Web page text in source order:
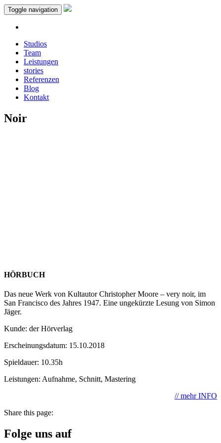
Toggle navigation
Studios
Team
Leistungen
stories
Referenzen
Blog
Kontakt
Noir
HÖRBUCH
Das neue Werk von Kultautor Christopher Moore – very noir, im
San Francisco des Jahres 1947. Eine ungekürzte Lesung von Simon
Jäger.
Kunde: der Hörverlag
Erscheinungsdatum: 15.10.2018
Spieldauer: 10.35h
Leistungen: Aufnahme, Schnitt, Mastering
// mehr INFO
Share this page:
Folge uns auf